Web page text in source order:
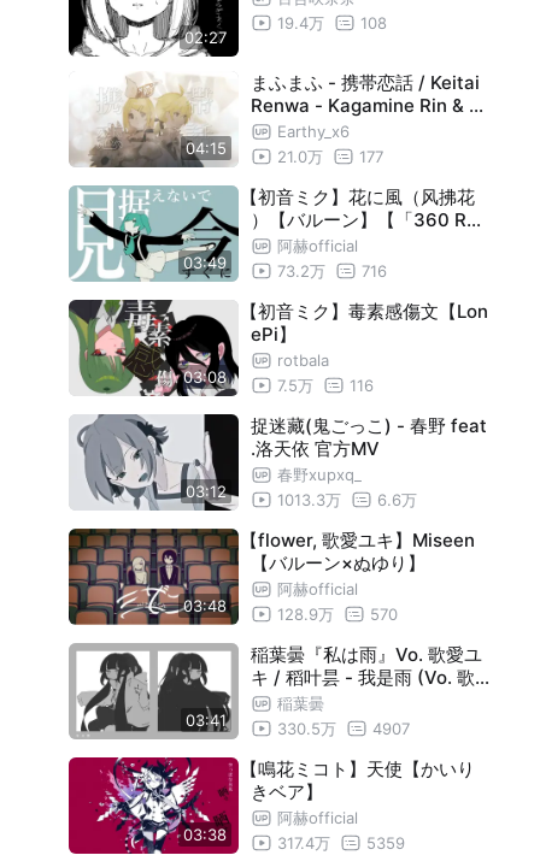
02:27
19.4万
108
04:15
まふまふ - 携帯恋話 / Keitai
Renwa - Kagamine Rin & Le
n (Earthy X6)
Earthy_x6
21.0万
177
03:49
【初音ミク】花に風（风拂花
）【バルーン】【「360 Rea
lity Audio」印象曲】
阿赫official
73.2万
716
03:08
【初音ミク】毒素感傷文【Lon
ePi】
rotbala
7.5万
116
03:12
捉迷藏(鬼ごっこ) - 春野 feat
.洛天依 官方MV
春野xupxq_
1013.3万
6.6万
03:48
【flower, 歌愛ユキ】Miseen
【バルーン×ぬゆり】
阿赫official
128.9万
570
03:41
稲葉曇『私は雨』Vo. 歌愛ユ
キ / 稻叶昙 - 我是雨 (Vo. 歌
爱雪)稲葉曇
330.5万
4907
03:38
【鳴花ミコト】天使【かいり
きベア】
阿赫official
317.4万
5359